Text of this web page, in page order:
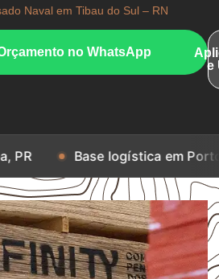
Naval em Tibau do Sul – RN
no WhatsApp
e
Base logística em Porto Alegre, RS